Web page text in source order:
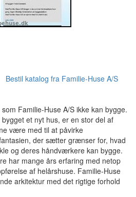
Bestil katalog fra Familie-Huse A/S
Familie-Huse A/S ikke kan bygge.
et nyt hus, er en stor del af
være med til at påvirke
der sætter grænser for, hvad
og deres håndværkere kan bygge.
har mange års erfaring med netop
af helårshuse. Familie-Huse
arkitektur med det rigtige forhold